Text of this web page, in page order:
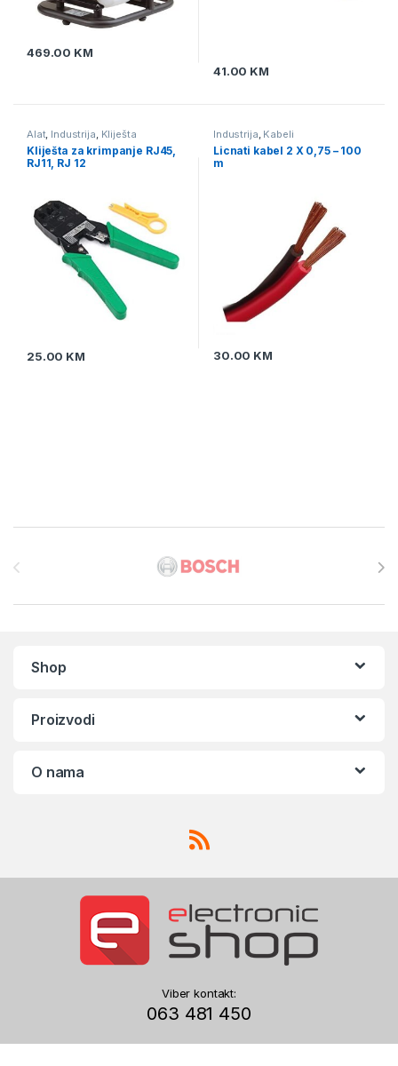
469.00 KM
41.00 KM
Alat, Industrija Kliješta
Kliješta za krimpanje RJ45,
RJ11, RJ 12
25.00 KM
Industrija Kabeli
Licnati kabel 2 X 0,75 – 100
m
30.00 KM
Shop
Proizvodi
O nama
Viber kontakt:
063 481 450